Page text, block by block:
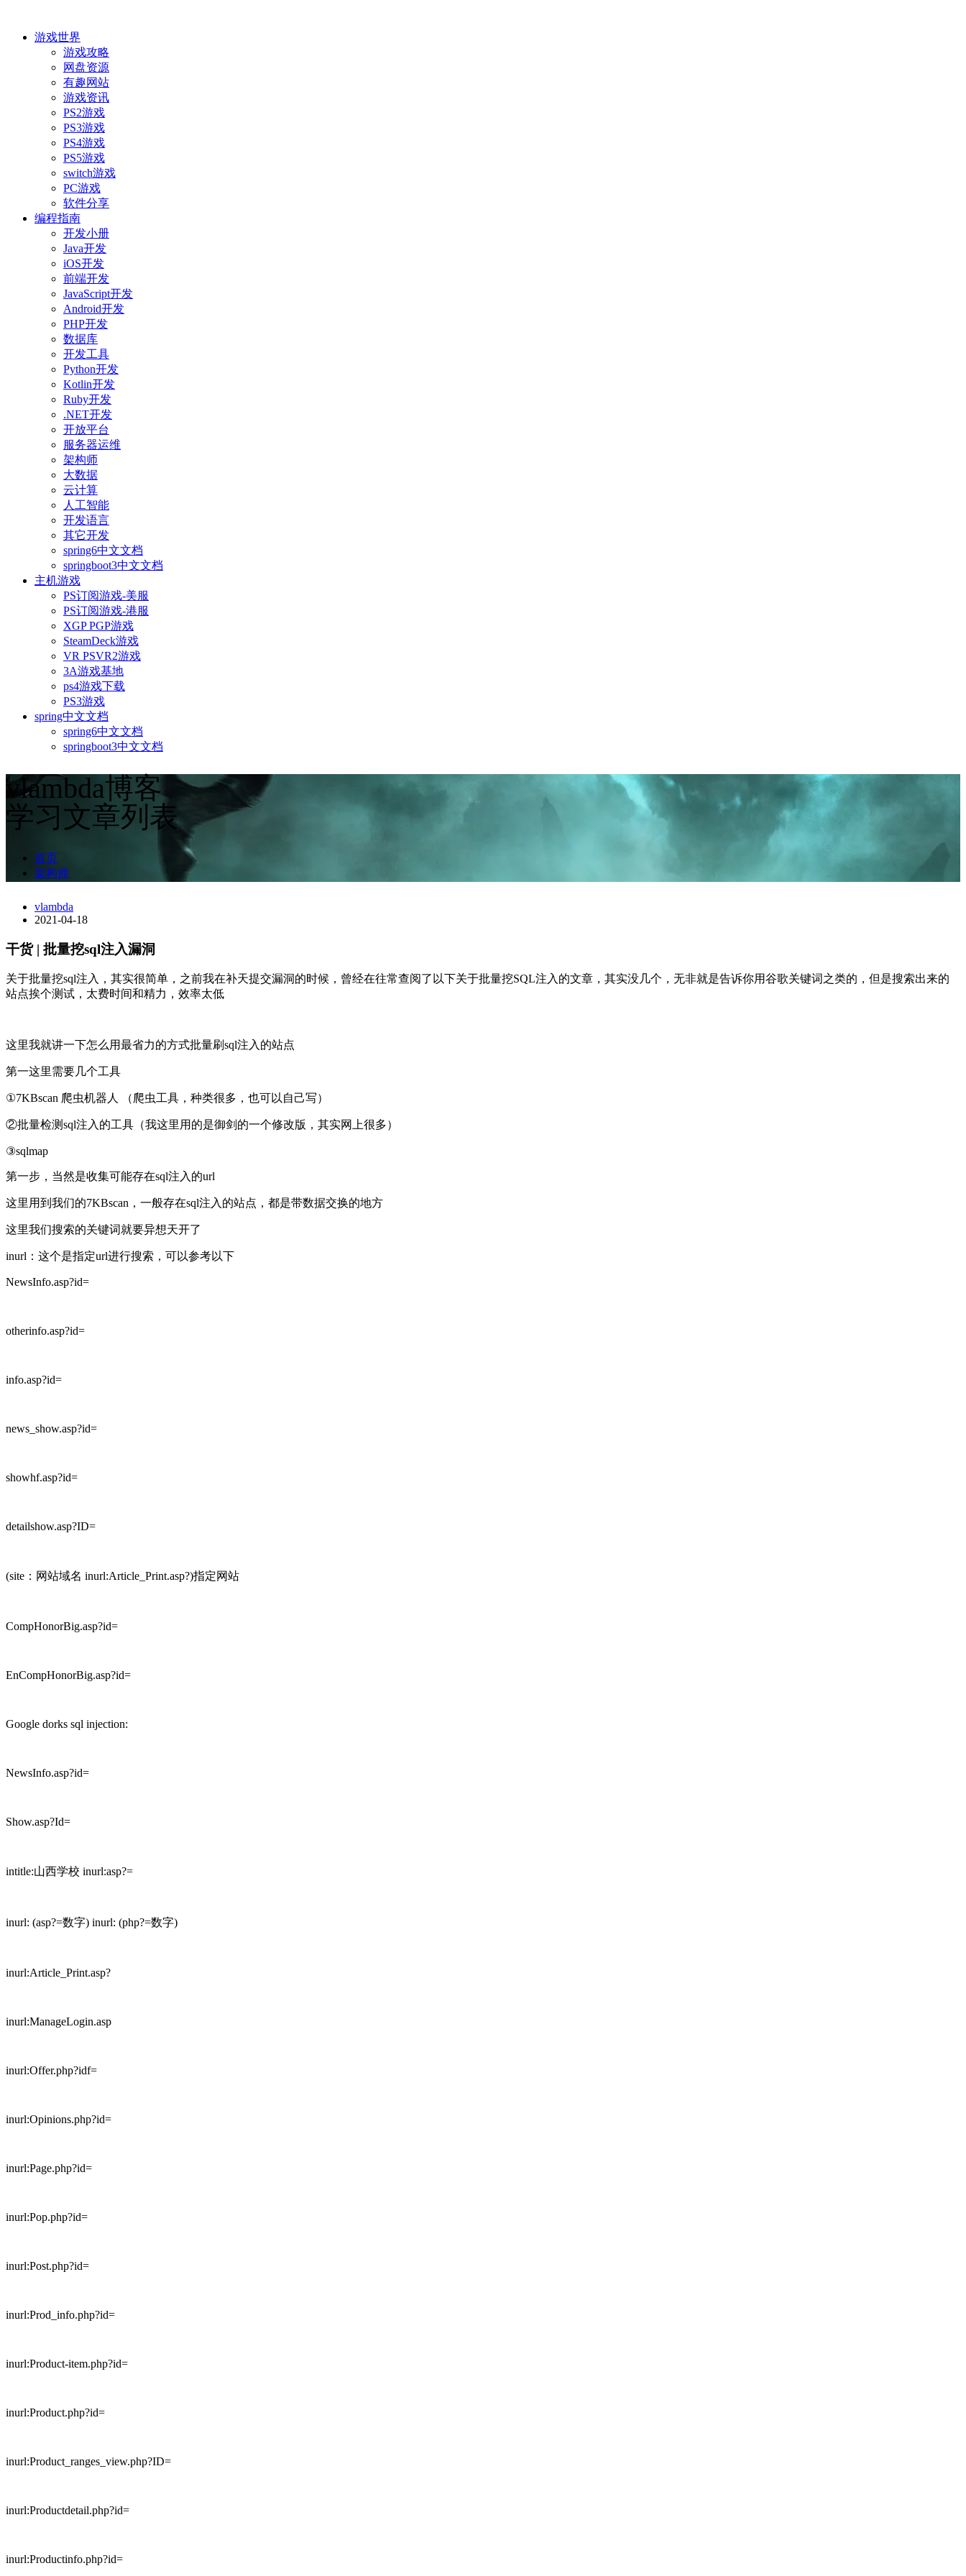
游戏世界
游戏攻略
网盘资源
有趣网站
游戏资讯
PS2游戏
PS3游戏
PS4游戏
PS5游戏
switch游戏
PC游戏
软件分享
编程指南
开发小册
Java开发
iOS开发
前端开发
JavaScript开发
Android开发
PHP开发
数据库
开发工具
Python开发
Kotlin开发
Ruby开发
.NET开发
开放平台
服务器运维
架构师
大数据
云计算
人工智能
开发语言
其它开发
spring6中文文档
springboot3中文文档
主机游戏
PS订阅游戏-美服
PS订阅游戏-港服
XGP PGP游戏
SteamDeck游戏
VR PSVR2游戏
3A游戏基地
ps4游戏下载
PS3游戏
spring中文文档
spring6中文文档
springboot3中文文档
vlambda博客
学习文章列表
首页
架构师
vlambda
2021-04-18
干货 | 批量挖sql注入漏洞
关于批量挖sql注入，其实很简单，之前我在补天提交漏洞的时候，曾经在往常查阅了以下关于批量挖SQL注入的文章，其实没几个，无非就是告诉你用谷歌关键词之类的，但是搜索出来的
站点挨个测试，太费时间和精力，效率太低
这里我就讲一下怎么用最省力的方式批量刷sql注入的站点
第一这里需要几个工具
①7KBscan 爬虫机器人 （爬虫工具，种类很多，也可以自己写）
②批量检测sql注入的工具（我这里用的是御剑的一个修改版，其实网上很多）
③sqlmap
第一步，当然是收集可能存在sql注入的url
这里用到我们的7KBscan，一般存在sql注入的站点，都是带数据交换的地方
这里我们搜索的关键词就要异想天开了
inurl：这个是指定url进行搜索，可以参考以下
NewsInfo.asp?id=
otherinfo.asp?id=
info.asp?id=
news_show.asp?id=
showhf.asp?id=
detailshow.asp?ID=
(site：网站域名 inurl:Article_Print.asp?)指定网站
CompHonorBig.asp?id=
EnCompHonorBig.asp?id=
Google dorks sql injection:
NewsInfo.asp?id=
Show.asp?Id=
intitle:山西学校 inurl:asp?=
inurl: (asp?=数字) inurl: (php?=数字)
inurl:Article_Print.asp?
inurl:ManageLogin.asp
inurl:Offer.php?idf=
inurl:Opinions.php?id=
inurl:Page.php?id=
inurl:Pop.php?id=
inurl:Post.php?id=
inurl:Prod_info.php?id=
inurl:Product-item.php?id=
inurl:Product.php?id=
inurl:Product_ranges_view.php?ID=
inurl:Productdetail.php?id=
inurl:Productinfo.php?id=